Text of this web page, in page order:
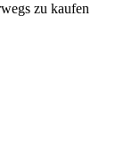
zu kaufen